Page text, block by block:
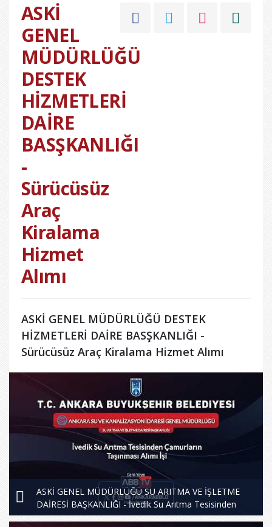
ASKİ
GENEL
MÜDÜRLÜĞÜ
DESTEK
HİZMETLERİ
DAİRE
BASŞKANLIĞI
-
Sürücüsüz
Araç
Kiralama
Hizmet
Alımı
ASKİ GENEL MÜDÜRLÜĞÜ DESTEK
HİZMETLERİ DAİRE BASŞKANLIĞI -
Sürücüsüz Araç Kiralama Hizmet Alımı
ASKİ GENEL MÜDÜRLÜĞÜ SU ARITMA VE İŞLETME
DAİRESİ BAŞKANLIĞI - İvedik Su Arıtma Tesisinden
Çamurların Taşınması Alımı İşi